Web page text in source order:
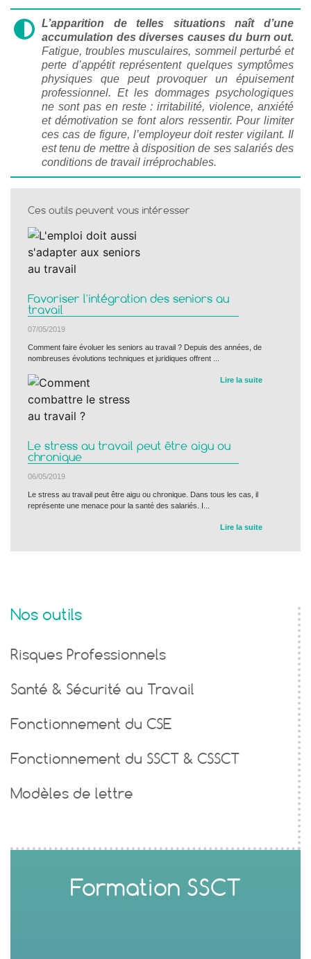
Nos outils
Risques Professionnels
Santé & Sécurité au Travail
Fonctionnement du CSE
Fonctionnement du SSCT & CSSCT
Modèles de lettre
Formation SSCT
L’apparition de telles situations naît d’une
accumulation des diverses causes du burn out.
Fatigue, troubles musculaires, sommeil perturbé et
perte d’appétit représentent quelques symptômes
physiques que peut provoquer un épuisement
professionnel. Et les dommages psychologiques
ne sont pas en reste : irritabilité, violence, anxiété
et démotivation se font alors ressentir. Pour limiter
ces cas de figure, l’employeur doit rester vigilant. Il
est tenu de mettre à disposition de ses salariés des
conditions de travail irréprochables.
Ces outils peuvent vous intéresser
Favoriser l'intégration des seniors au
travail
07/05/2019
Comment faire évoluer les seniors au travail ? Depuis des années, de
nombreuses évolutions techniques et juridiques offrent ...
Lire la suite
Le stress au travail peut être aigu ou
chronique
06/05/2019
Le stress au travail peut être aigu ou chronique. Dans tous les cas, il
représente une menace pour la santé des salariés. I...
Lire la suite